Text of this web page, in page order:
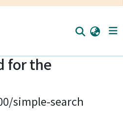
for the
simple-search